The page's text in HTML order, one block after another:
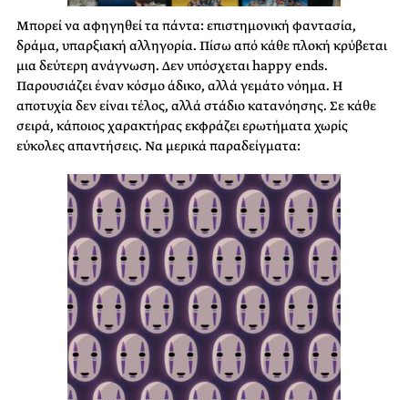
Μπορεί να αφηγηθεί τα πάντα: επιστημονική φαντασία,
δράμα, υπαρξιακή αλληγορία. Πίσω από κάθε πλοκή κρύβεται
μια δεύτερη ανάγνωση. Δεν υπόσχεται happy ends.
Παρουσιάζει έναν κόσμο άδικο, αλλά γεμάτο νόημα. Η
αποτυχία δεν είναι τέλος, αλλά στάδιο κατανόησης. Σε κάθε
σειρά, κάποιος χαρακτήρας εκφράζει ερωτήματα χωρίς
εύκολες απαντήσεις. Να μερικά παραδείγματα: